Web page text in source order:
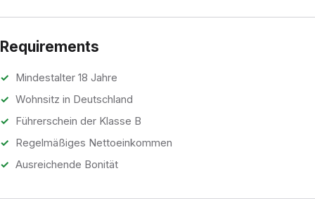
Requirements
Mindestalter 18 Jahre
Wohnsitz in Deutschland
Führerschein der Klasse B
Regelmäßiges Nettoeinkommen
Ausreichende Bonität